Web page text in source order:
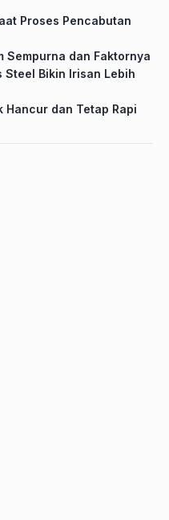
Proses Pencabutan
Sempurna dan Faktornya
Steel Bikin Irisan Lebih
Hancur dan Tetap Rapi